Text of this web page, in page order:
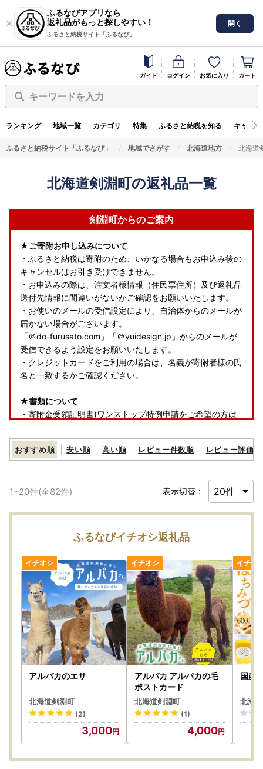
ふるなびアプリなら
返礼品がもっと探しやすい！
ふるさと納税サイト「ふるなび」
開く
ガイド ログイン お気に入り カート
キーワードを入力
ランキング 地域一覧 カテゴリ 特集 ふるさと納税を知る キャン
ふるさと納税サイト「ふるなび」 地域でさがす 北海道地方 北海道
北海道剣淵町の返礼品一覧
剣淵町からのご案内
★ご寄附お申し込みについて
・ふるさと納税は寄附のため、いかなる場合もお申込み後の
キャンセルはお引き受けできません。
・お申込みの際は、注文者様情報（住民票住所）及び返礼品
送付先情報に間違いがないかご確認をお願いいたします。
・お使いのメールの受信設定により、自治体からのメールが
届かない場合がございます。
「＠do-furusato.com」「＠yuidesign.jp」からのメールが
受信できるよう設定をお願いいたします。
・クレジットカードをご利用の場合は、名義が寄附者様の氏
名と一致するかご確認ください。
★書類について
・寄附金受領証明書(ワンストップ特例申請をご希望の方は
★返礼品について
・長期ご不在でお受取不可の期間がございましたら、必ず備
考欄に「不在:○○」とご記入ください。
・返礼品送付先ご住所の誤り等のお申込内容不備や、受取人
様のご都合により返礼品がお届けできない場合、再送はいた
しません。また寄附金の返金もいたしかねます。
・手配状況次第では返礼品送付先ご住所の変更ができない場
合があります。また転送する場合は転送料金(受取人着払い)
が発生しますので、ご了承ください。
・「のし」可の返礼品を除き、のしの対応はいたしかねま
す。
・配送業者の指定はいたしかねます。また返礼品によって異
なります。
・事前に出荷日のご案内は行っておりません。また、ご要望
をいただいても対応いたしかねます。
・返礼品をお届けする際の配送伝票について、ご依頼主には
ご寄附者様のお名前が入ります。変更はいたしかねますので
・お受取人様の郵便受けにお届けする返礼品（メール便）に
つきましては、依頼主様のお名前は配送伝票に印字されませ
ん。なお、ふるさと納税の記載が入りますのでご了承くださ
ざいます。
おすすめ順 安い順 高い順 レビュー件数順 レビュー評価順
1~20件(全82件) 表示切替：
ふるなびイチオシ返礼品
アルパカのエサ
北海道剣淵町
(2)
3,000
アルパカ アルパカの毛
ポストカード
北海道剣淵町
(1)
4,000
国産
北海